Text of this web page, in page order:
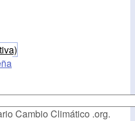
Cambio Climático .org.